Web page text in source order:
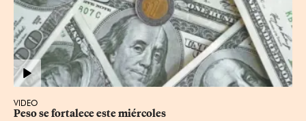
VIDEO
Peso se fortalece este miércoles